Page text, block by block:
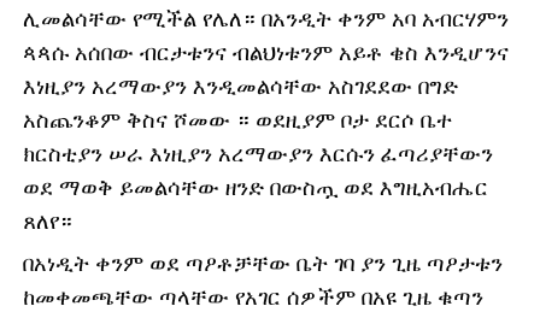
ሊመልሳቸው የሚችል የሌለ። በአንዲት ቀንም አባ አብርሃምን
ጳጳሱ አሰበው ብርታቱንና ብልህነቱንም አይቶ ቄስ እንዲሆንና
እነዚያን አረማውያን እንዲመልሳቸው አስገደደው በግድ
አስጨንቆም ቅስና ሾመው ። ወደዚያም ቦታ ደርሶ ቤተ
ክርስቲያን ሠራ እነዚያን አረማውያን እርሱን ፈጣሪያቸውን
ወደ ማወቅ ይመልሳቸው ዘንድ በውስጧ ወደ እግዚአብሔር
ጸለየ።
በአነዲት ቀንም ወደ ጣዖቶቻቸው ቤት ገባ ያን ጊዜ ጣዖታቱን
ከመቀመጫቸው ጣላቸው የአገር ሰዎችም በአዩ ጊዜ ቁጣን